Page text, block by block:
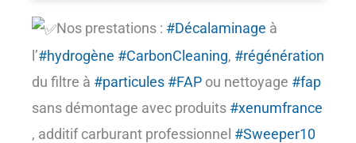
Nos prestations : #Décalaminage à
l’#hydrogène #CarbonCleaning, #régénération
du filtre à #particules #FAP ou nettoyage #fap
sans démontage avec produits #xenumfrance
, additif carburant professionnel #Sweeper10